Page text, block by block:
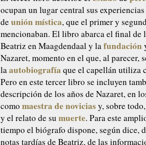
ocupan un lugar central sus
deunión mística, que el primer y
mencionaban. El libro abarca el final de
Beatriz en Maagdendaal y lafundación
Nazaret, momento en el que, al parecer,
laautobiografía que el capellán utiliza
Pero en este tercer libro se incluyen
descripción de los años de Nazaret, en
comomaestra de noviciasy, sobre
y el relato de sumuerte. Para este
tiempo el biógrafo dispone, según dice,
notas tardías de Beatriz, de las